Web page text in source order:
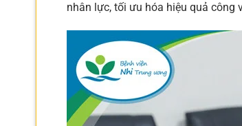
nhân lực, tối ưu hóa hiệu quả công